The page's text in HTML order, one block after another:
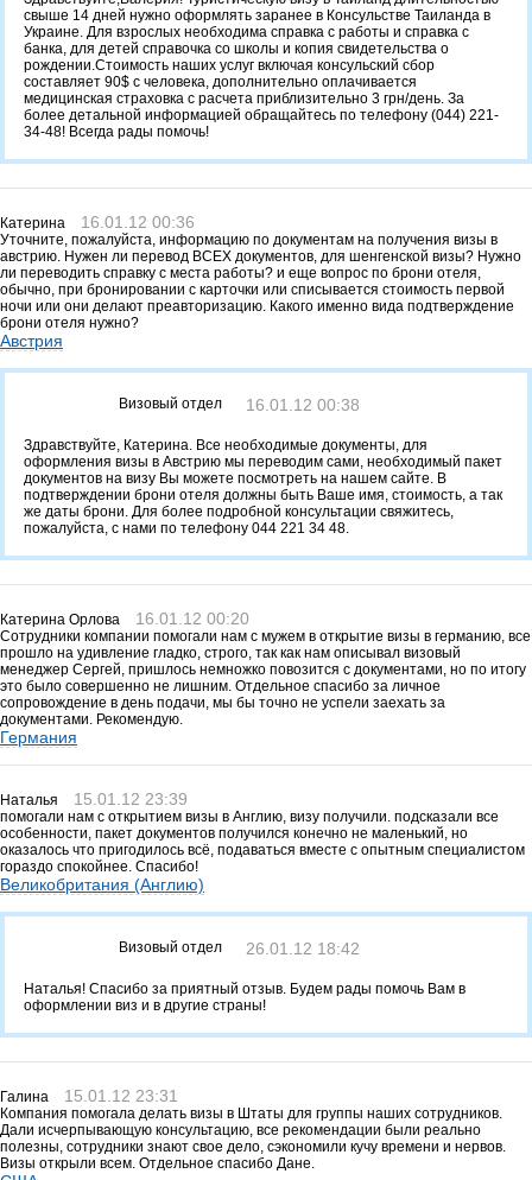
свыше 14 дней нужно оформлять заранее в Консульстве Таиланда в
Украине. Для взрослых необходима справка с работы и справка с
банка, для детей справочка со школы и копия свидетельства о
рождении.Стоимость наших услуг включая консульский сбор
составляет 90$ c человека, дополнительно оплачивается
медицинская страховка с расчета приблизительно 3 грн/день. За
более детальной информацией обращайтесь по телефону (044) 221-
34-48! Всегда рады помочь!
Катерина 16.01.12 00:36
Уточните, пожалуйста, информацию по документам на получения визы в
австрию. Нужен ли перевод ВСЕХ документов, для шенгенской визы? Нужно
ли переводить справку с места работы? и еще вопрос по брони отеля,
обычно, при бронировании с карточки или списывается стоимость первой
ночи или они делают преавторизацию. Какого именно вида подтверждение
брони отеля нужно?
Австрия
Визовый отдел 16.01.12 00:38
Здравствуйте, Катерина. Все необходимые документы, для
оформления визы в Австрию мы переводим сами, необходимый пакет
документов на визу Вы можете посмотреть на нашем сайте. В
подтверждении брони отеля должны быть Ваше имя, стоимость, а так
же даты брони. Для более подробной консультации свяжитесь,
пожалуйста, с нами по телефону 044 221 34 48.
Катерина Орлова 16.01.12 00:20
Сотрудники компании помогали нам с мужем в открытие визы в германию, все
прошло на удивление гладко, строго, так как нам описывал визовый
менеджер Сергей, пришлось немножко повозится с документами, но по итогу
это было совершенно не лишним. Отдельное спасибо за личное
сопровождение в день подачи, мы бы точно не успели заехать за
документами. Рекомендую.
Германия
Наталья 15.01.12 23:39
помогали нам с открытием визы в Англию, визу получили. подсказали все
особенности, пакет документов получился конечно не маленький, но
оказалось что пригодилось всё, подаваться вместе с опытным специалистом
гораздо спокойнее. Спасибо!
Великобритания (Англию)
Визовый отдел 26.01.12 18:42
Наталья! Спасибо за приятный отзыв. Будем рады помочь Вам в
оформлении виз и в другие страны!
Галина 15.01.12 23:31
Компания помогала делать визы в Штаты для группы наших сотрудников.
Дали исчерпывающую консультацию, все рекомендации были реально
полезны, сотрудники знают свое дело, сэкономили кучу времени и нервов.
Визы открыли всем. Отдельное спасибо Дане.